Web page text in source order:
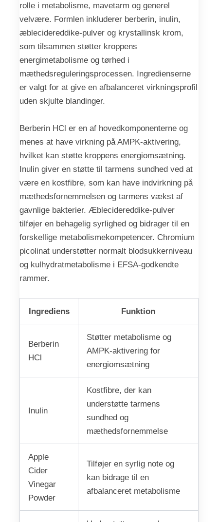
rolle i metabolisme, mavetarm og generel
velvære. Formlen inkluderer berberin, inulin,
æblecidereddike-pulver og krystallinsk krom,
som tilsammen støtter kroppens
energimetabolisme og tørhed i
mæthedsreguleringsprocessen. Ingredienserne
er valgt for at give en afbalanceret virkningsprofil
uden skjulte blandinger.
Berberin HCl er en af hovedkomponenterne og
menes at have virkning på AMPK-aktivering,
hvilket kan støtte kroppens energiomsætning.
Inulin giver en støtte til tarmens sundhed ved at
være en kostfibre, som kan have indvirkning på
mæthedsfornemmelsen og tarmens vækst af
gavnlige bakterier. Æblecidereddike-pulver
tilføjer en behagelig syrlighed og bidrager til en
forskellige metabolismekompetencer. Chromium
picolinat understøtter normalt blodsukkerniveau
og kulhydratmetabolisme i EFSA-godkendte
rammer.
Ingrediens Funktion
Berberin
HCl
Støtter metabolisme og
AMPK-aktivering for
energiomsætning
Inulin
Kostfibre, der kan
understøtte tarmens
sundhed og
mæthedsfornemmelse
Apple
Cider
Vinegar
Powder
Tilføjer en syrlig note og
kan bidrage til en
afbalanceret metabolisme